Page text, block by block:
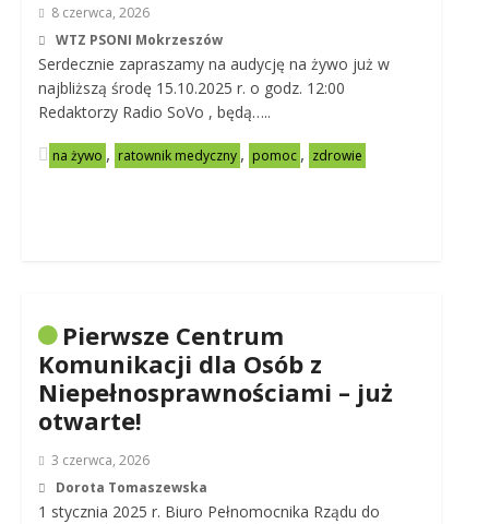
8 czerwca, 2026
WTZ PSONI Mokrzeszów
Serdecznie zapraszamy na audycję na żywo już w
najbliższą środę 15.10.2025 r. o godz. 12:00
Redaktorzy Radio SoVo , będą…..
na żywo , ratownik medyczny , pomoc , zdrowie
Pierwsze Centrum
Komunikacji dla Osób z
Niepełnosprawnościami – już
otwarte!
3 czerwca, 2026
Dorota Tomaszewska
1 stycznia 2025 r. Biuro Pełnomocnika Rządu do